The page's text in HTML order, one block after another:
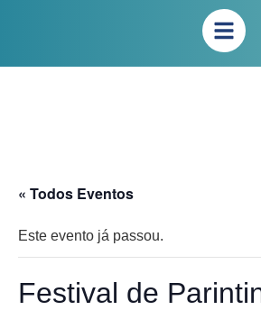
« Todos Eventos
Este evento já passou.
Festival de